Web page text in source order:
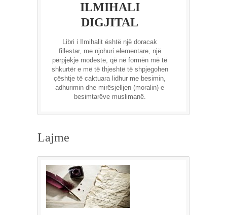
ILMIHALI
DIGJITAL
Libri i Ilmihalit është një doracak
fillestar, me njohuri elementare, një
përpjekje modeste, që në formën më të
shkurtër e më të thjeshtë të shpjegohen
çështje të caktuara lidhur me besimin,
adhurimin dhe mirësjelljen (moralin) e
besimtarëve muslimanë.
Lajme